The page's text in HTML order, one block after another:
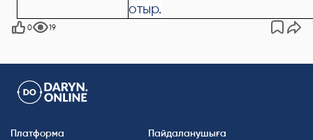
отыр.
0 19
Платформа Пайдаланушыға